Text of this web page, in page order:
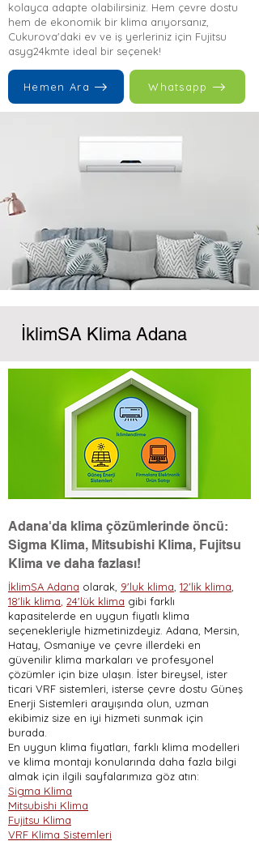
kolayca adapte olabilirsiniz. Hem çevre dostu
hem de ekonomik bir klima arıyorsanız,
Cukurova'daki ev ve iş yerleriniz için Fujitsu
asyg24kmte ideal bir seçenek!
Hemen Ara Whatsapp
İklimSA Klima Adana
Adana'da klima çözümlerinde öncü:
Sigma Klima, Mitsubishi Klima, Fujitsu
Klima ve daha fazlası!
İklimSA Adana olarak, 9'luk klima 12'lik klima
18'lik klima 24'lük klima gibi farklı
kapasitelerde en uygun fiyatlı klima
seçenekleriyle hizmetinizdeyiz. Adana, Mersin,
Hatay, Osmaniye ve çevre illerdeki en
güvenilir klima markaları ve profesyonel
çözümler için bize ulaşın. İster bireysel, ister
ticari VRF sistemleri, isterse çevre dostu Güneş
Enerji Sistemleri arayışında olun, uzman
ekibimiz size en iyi hizmeti sunmak için
burada.
En uygun klima fiyatları, farklı klima modelleri
ve klima montajı konularında daha fazla bilgi
almak için ilgili sayfalarımıza göz atın:
Sigma Klima
Mitsubishi Klima
Fujitsu Klima
VRF Klima Sistemleri